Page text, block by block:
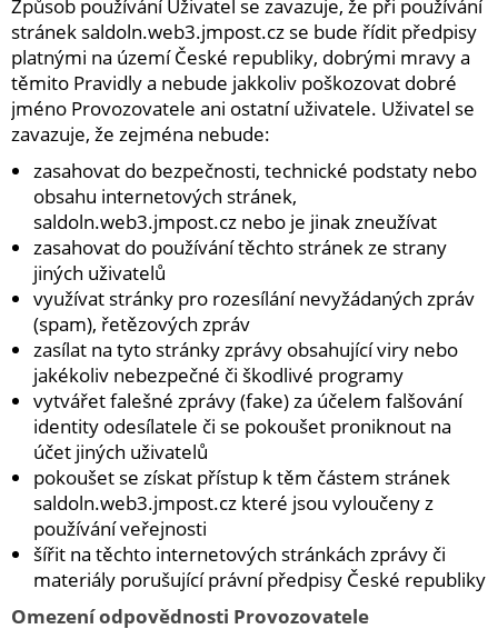
Pilové kotouče
Spojovací materiál - sklad Louny
Spojovací materiál Hašpl
Stavební chemie DenBraven
Dedra nářadí
Železářství a domácí potřeby
Procraft
Kubis
Prodejna LOUNY - nezařazené
Pracovní oděvy
Kouřovina
Způsob používání Uživatel se zavazuje, že při používání
stránek saldoln.web3.jmpost.cz se bude řídit předpisy
platnými na území České republiky, dobrými mravy a
těmito Pravidly a nebude jakkoliv poškozovat dobré
jméno Provozovatele ani ostatní uživatele. Uživatel se
zavazuje, že zejména nebude:
zasahovat do bezpečnosti, technické podstaty nebo
obsahu internetových stránek,
saldoln.web3.jmpost.cz nebo je jinak zneužívat
zasahovat do používání těchto stránek ze strany
jiných uživatelů
využívat stránky pro rozesílání nevyžádaných zpráv
(spam), řetězových zpráv
zasílat na tyto stránky zprávy obsahující viry nebo
jakékoliv nebezpečné či škodlivé programy
vytvářet falešné zprávy (fake) za účelem falšování
identity odesílatele či se pokoušet proniknout na
účet jiných uživatelů
pokoušet se získat přístup k těm částem stránek
saldoln.web3.jmpost.cz které jsou vyloučeny z
používání veřejnosti
šířit na těchto internetových stránkách zprávy či
materiály porušující právní předpisy České republiky
Omezení odpovědnosti Provozovatele